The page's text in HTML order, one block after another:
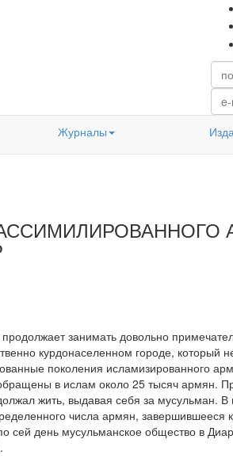
Журналы
занимать довольно
курдонаселенном городе, который
поколения исламизированного
в ислам около 25 тысяч армян.
жить, выдавая себя за мусульман.
числа армян, завершившееся
сей день мусульманское общество в